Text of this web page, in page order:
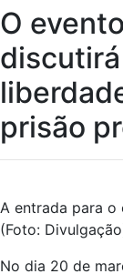
O
prisão
A entrada para
(Foto:
No dia 20 de